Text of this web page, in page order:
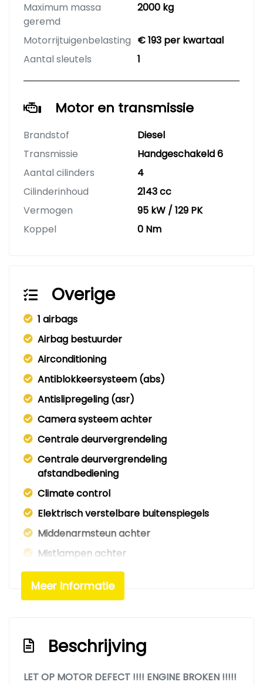
Maximum massa
geremd
2000 kg
Motorrijtuigenbelasting € 193 per kwartaal
Aantal sleutels
1
Motor en transmissie
Brandstof
Diesel
Transmissie
Handgeschakeld 6
Aantal cilinders
4
Cilinderinhoud
2143 cc
Vermogen
95 kW / 129 PK
Koppel
0 Nm
Overige
1 airbags
Airbag bestuurder
Airconditioning
Antiblokkeersysteem (abs)
Antislipregeling (asr)
Camera systeem achter
Centrale deurvergrendeling
Centrale deurvergrendeling
afstandbediening
Climate control
Elektrisch verstelbare buitenspiegels
Middenarmsteun achter
Mistlampen achter
Reservewiel
Stabiliteitsregeling (esp)
Tussenwand zonder ruit
Twee achterdeuren
Meer informatie
Beschrijving
LET OP MOTOR DEFECT !!!! ENGINE BROKEN !!!!!